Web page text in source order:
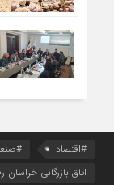
#اقتصاد
اتاق بازرگانی